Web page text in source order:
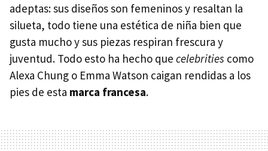
adeptas: sus diseños son femeninos y resaltan la
silueta, todo tiene una estética de niña bien que
gusta mucho y sus piezas respiran frescura y
juventud. Todo esto ha hecho que celebrities como
Alexa Chung o Emma Watson caigan rendidas a los
pies de esta marca francesa.